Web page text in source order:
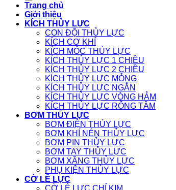
Trang chủ
Giới thiệu
KÍCH THỦY LỰC
CON ĐỘI THỦY LỰC
KÍCH CƠ KHÍ
KÍCH MÓC THỦY LỰC
KÍCH THỦY LỰC 1 CHIỀU
KÍCH THỦY LỰC 2 CHIỀU
KÍCH THỦY LỰC MỎNG
KÍCH THỦY LỰC NGẮN
KÍCH THỦY LỰC VÒNG HẢM
KÍCH THỦY LỰC RỖNG TÂM
BƠM THỦY LỰC
BƠM ĐIỆN THỦY LỰC
BƠM KHÍ NÉN THỦY LỰC
BƠM PIN THỦY LỰC
BƠM TAY THỦY LỰC
BƠM XĂNG THỦY LỰC
PHỤ KIỆN THỦY LỰC
CỜ LÊ LỰC
CỜ LÊ LỰC CHỈ KIM